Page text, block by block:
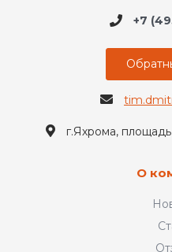
+7
г.Яхрома,
О